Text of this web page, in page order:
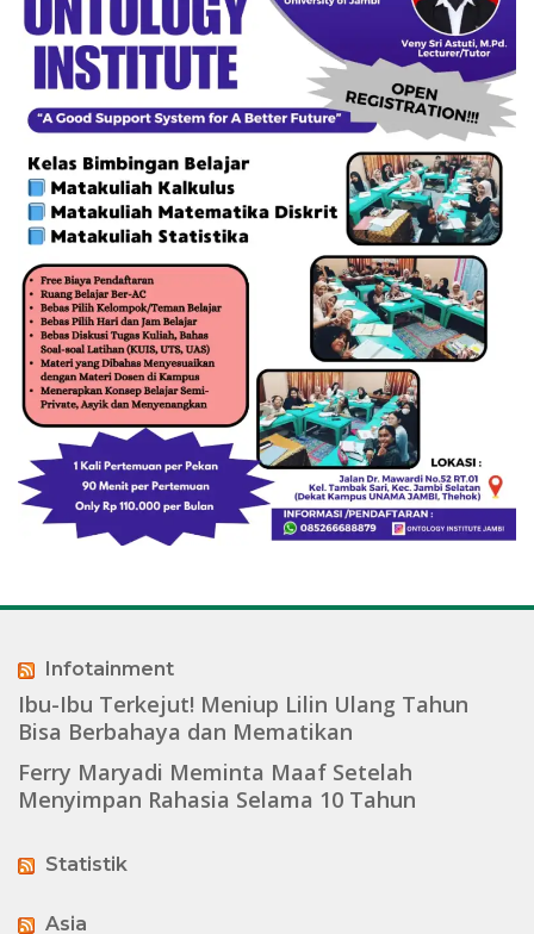
Infotainment
Ibu-Ibu Terkejut! Meniup Lilin Ulang Tahun
Bisa Berbahaya dan Mematikan
Ferry Maryadi Meminta Maaf Setelah
Menyimpan Rahasia Selama 10 Tahun
Statistik
Asia